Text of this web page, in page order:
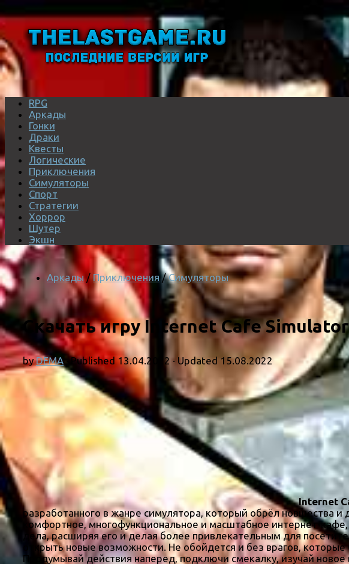
RPG
Аркады
Гонки
Драки
Квесты
Логические
Приключения
Симуляторы
Спорт
Стратегии
Хоррор
Шутер
Экшн
Аркады / Приключения / Симуляторы
Скачать игру Internet Cafe
byDEMA · Published13.04.2022 · Updated 15.08.2022
Internet
разработанного в жанре симулятора, который обрёл новшества
комфортное, многофункциональное и масштабное интернет-
дела, расширяя его и делая более привлекательным для
открыть новые возможности. Не обойдется и без врагов,
Продумывай действия наперед, подключи смекалку, изучай